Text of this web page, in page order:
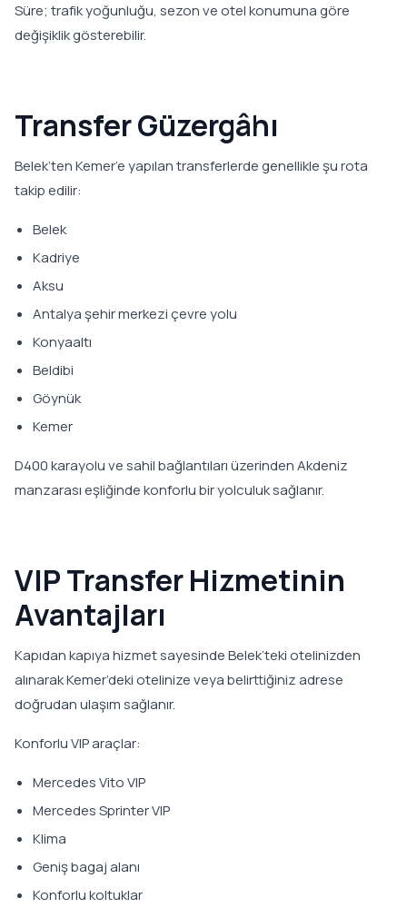
Süre; trafik yoğunluğu, sezon ve otel konumuna göre
değişiklik gösterebilir.
Transfer Güzergâhı
Belek’ten Kemer’e yapılan transferlerde genellikle şu rota
takip edilir:
Belek
Kadriye
Aksu
Antalya şehir merkezi çevre yolu
Konyaaltı
Beldibi
Göynük
Kemer
D400 karayolu ve sahil bağlantıları üzerinden Akdeniz
manzarası eşliğinde konforlu bir yolculuk sağlanır.
VIP Transfer Hizmetinin
Avantajları
Kapıdan kapıya hizmet sayesinde Belek’teki otelinizden
alınarak Kemer’deki otelinize veya belirttiğiniz adrese
doğrudan ulaşım sağlanır.
Konforlu VIP araçlar:
Mercedes Vito VIP
Mercedes Sprinter VIP
Klima
Geniş bagaj alanı
Konforlu koltuklar